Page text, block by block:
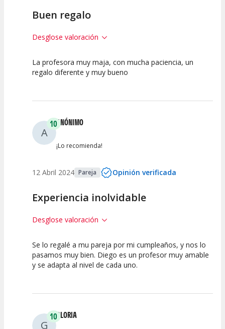
Buen regalo
Desglose valoración
10 10
Guia
La profesora muy maja, con mucha paciencia, un
regalo diferente y muy bueno
A
10ANÓNIMO
¡Lo recomienda!
12 Abril 2024 Pareja Opinión verificada
Experiencia inolvidable
Desglose valoración
10
Calidad de la
10
Atención del
Se lo regalé a mu pareja por mi cumpleaños, y nos lo
pasamos muy bien. Diego es un profesor muy amable
y se adapta al nivel de cada uno.
G
10GLORIA